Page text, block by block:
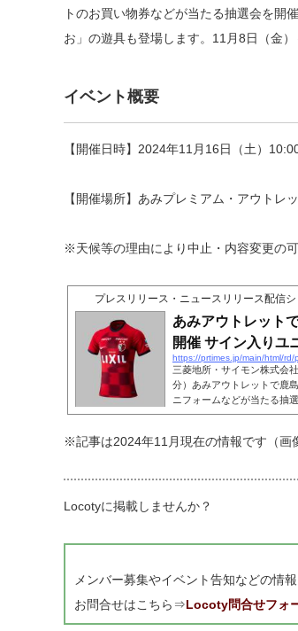
トのお買い物券などが当たる抽選会を開
お」の遊具も登場します。11月8日（金
イベント概要
【開催日時】2024年11月16日（土）
【開催場所】あみプレミアム・アウト
※天候等の理由により中止・内容変更の可
プレスリリース・ニュースリリース配信
あみアウトレット
開催 サイン入りユ
https://prtimes.jp/main/html/
三菱地所・サイモン株式会
分）あみアウトレットで鹿
ニフォームなどが当たる抽
※記事は2024年11月現在の情報です（画
Locotyに掲載しませんか？
メンバー募集やイベント告知などの情
お問合せはこちら⇒Locoty問合せフォ